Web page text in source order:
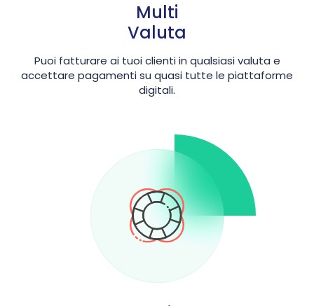
Multi
Valuta
Puoi fatturare ai tuoi clienti in qualsiasi valuta e
accettare pagamenti su quasi tutte le piattaforme
digitali.